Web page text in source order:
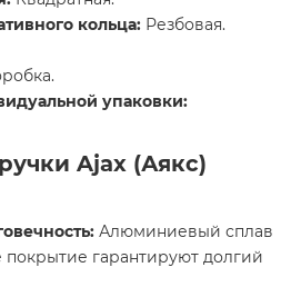
кольца: Резбовая.
упаковки:
Ajax (Аякс)
Алюминиевый сплав
покрытие гарантируют долгий